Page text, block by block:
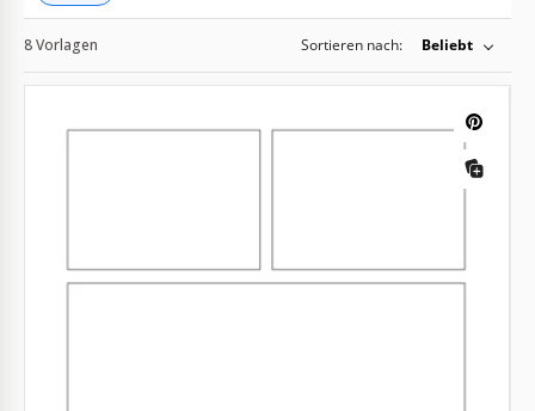
8 Vorlagen Sortieren nach: Beliebt